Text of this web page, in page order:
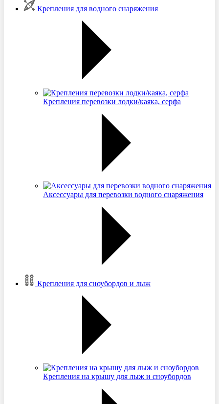
Крепления для водного снаряжения
Крепления перевозки лодки/каяка, серфа
Аксессуары для перевозки водного снаряжения
Крепления для сноубордов и лыж
Крепления на крышу для лыж и сноубордов